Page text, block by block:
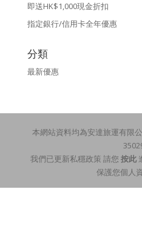
即送HK$1,000現金折扣
指定銀行/信用卡全年優惠
分類
最新優惠
本網站資料均為安達旅運有限
我們已更新私穩政策 請您按此
保護您個人